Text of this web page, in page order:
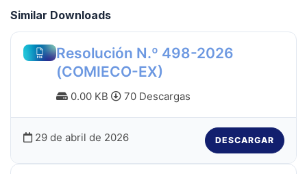
Similar Downloads
Resolución N.º 498-2026
(COMIECO-EX)
0.00 KB 70 Descargas
29 de abril de 2026 DESCARGAR